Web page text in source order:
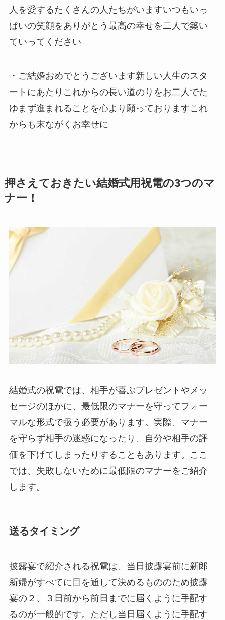
人を愛するたくさんの人たちがいますいつもいっ
ぱいの笑顔をありがとう最高の幸せを二人で築い
ていってください
・ご結婚おめでとうございます新しい人生のスタ
ートにあたりこれからの長い道のりをお二人でた
ゆまず進まれることを心より願っておりますこれ
からも末ながくお幸せに
押さえておきたい結婚式用祝電の3つのマ
ナー！
結婚式の祝電では、相手が喜ぶプレゼントやメッ
セージのほかに、最低限のマナーを守ってフォー
マルな形式で扱う必要があります。実際、マナー
を守らず相手の迷惑になったり、自分や相手の評
価を下げてしまったりすることもあります。ここ
では、失敗しないために最低限のマナーをご紹介
します。
送るタイミング
披露宴で紹介される祝電は、当日披露宴前に新郎
新婦がすべてに目を通して決めるもののため披露
宴の２、３日前から前日までに届くように手配す
るのが一般的です。ただし当日届くように手配す